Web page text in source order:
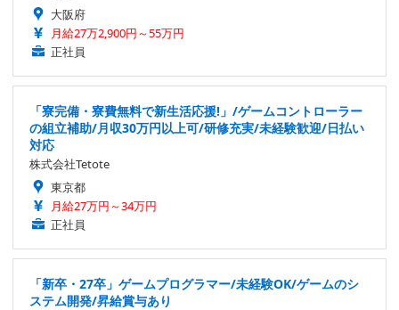
大阪府
月給27万2,900円～55万円
正社員
「寮完備・寮費無料で新生活応援!」/ゲームコントローラー
の組立補助/月収30万円以上可/研修充実/未経験歓迎/日払い
対応
株式会社Tetote
東京都
月給27万円～34万円
正社員
「新卒・27卒」ゲームプログラマー/未経験OK/ゲームのシ
ステム開発/昇給賞与あり